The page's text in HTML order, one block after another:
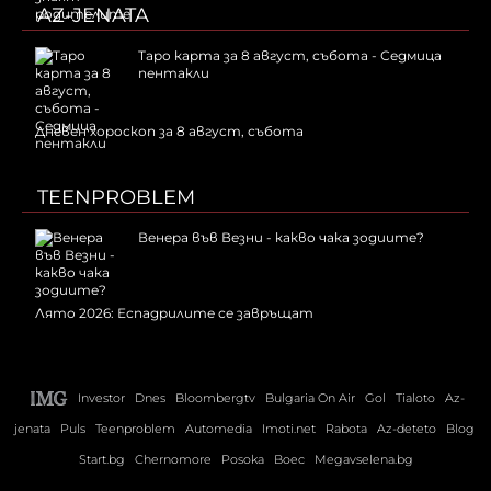
AZ-JENATA
Таро карта за 8 август, събота - Седмица
пентакли
Дневен хороскоп за 8 август, събота
TEENPROBLEM
Венера във Везни - какво чака зодиите?
Лято 2026: Еспадрилите се завръщат
Investor Dnes Bloombergtv Bulgaria On Air Gol Tialoto
Az-
jenata
Puls Teenproblem Automedia Imoti.net Rabota Az-deteto
Blog
Start.bg
Chernomore Posoka Boec Megavselena.bg